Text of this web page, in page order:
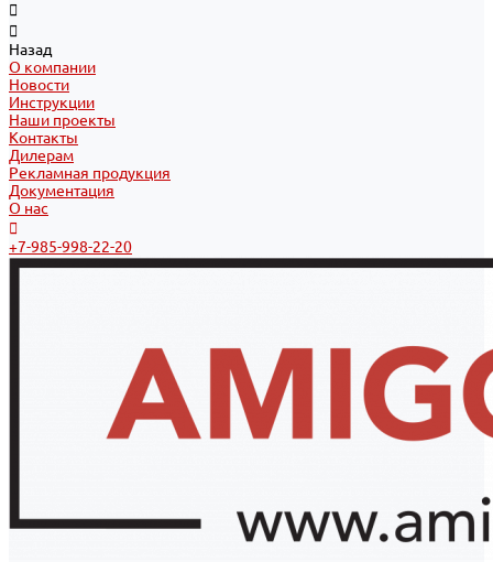
Назад
О компании
Новости
Инструкции
Наши проекты
Контакты
Дилерам
Рекламная продукция
Документация
О нас
+7-985-998-22-20